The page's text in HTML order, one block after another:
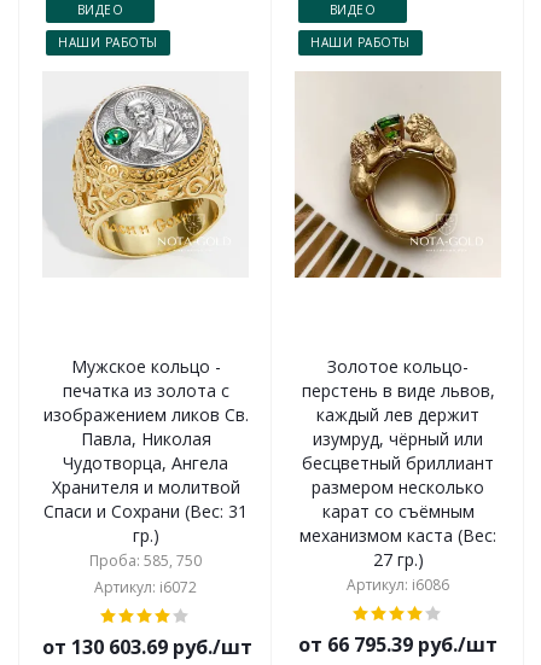
ВИДЕО
НАШИ РАБОТЫ
Мужское кольцо -
печатка из золота с
изображением ликов Св.
Павла, Николая
Чудотворца, Ангела
Хранителя и молитвой
Спаси и Сохрани (Вес: 31
гр.)
Проба: 585, 750
Артикул: i6072
от 130 603.69 руб./шт
ВИДЕО
НАШИ РАБОТЫ
Золотое кольцо-
перстень в виде львов,
каждый лев держит
изумруд, чёрный или
бесцветный бриллиант
размером несколько
карат со съёмным
механизмом каста (Вес:
27 гр.)
Артикул: i6086
от 66 795.39 руб./шт